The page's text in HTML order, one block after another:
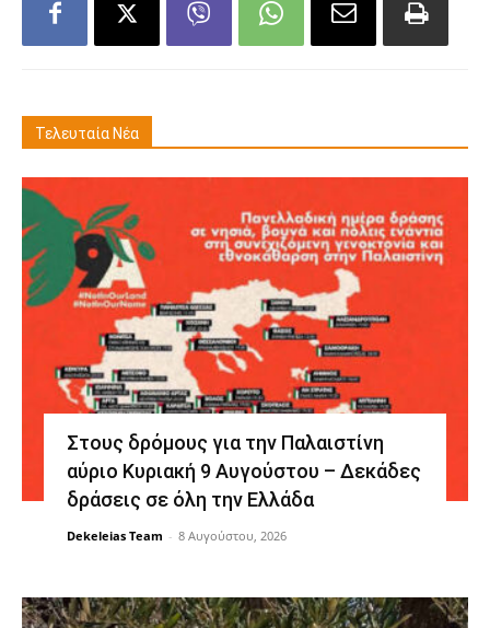
Τελευταία Νέα
Στους δρόμους για την Παλαιστίνη
αύριο Κυριακή 9 Αυγούστου – Δεκάδες
δράσεις σε όλη την Ελλάδα
Dekeleias Team - 8 Αυγούστου, 2026